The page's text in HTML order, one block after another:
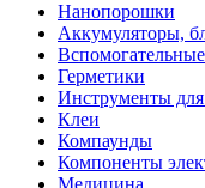
Нанопорошки
Аккумуляторы,
Герметики
Инструменты
Клеи
Компаунды
Компоненты
Медицина